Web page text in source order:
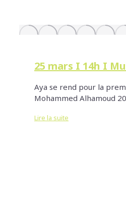
25 mars I 14h I
Aya se rend pour la
Mohammed Alhamoud
Lire la suite